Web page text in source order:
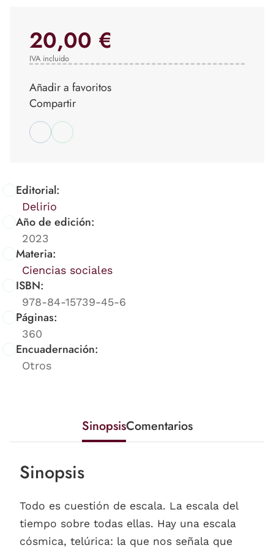
Editorial:
Delirio
Año de edición:
2023
Materia:
Ciencias sociales
ISBN:
978-84-15739-45-6
Páginas:
360
Encuadernación:
Otros
20,00 €
IVA incluido
Añadir a favoritos
Compartir
SinopsisComentarios
Sinopsis
Todo es cuestión de escala. La escala del
tiempo sobre todas ellas. Hay una escala
cósmica, telúrica: la que nos señala que